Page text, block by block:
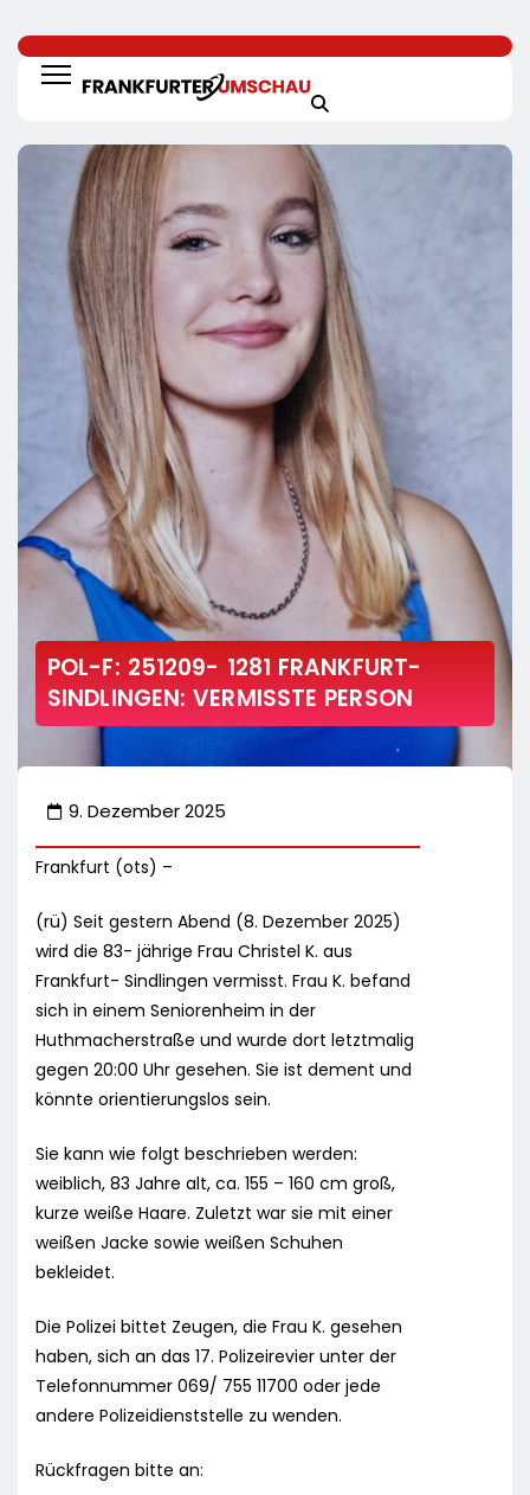
POL-F: 251209- 1281 FRANKFURT-
SINDLINGEN: VERMISSTE PERSON
9. Dezember 2025
Frankfurt (ots) –
(rü) Seit gestern Abend (8. Dezember 2025)
wird die 83- jährige Frau Christel K. aus
Frankfurt- Sindlingen vermisst. Frau K. befand
sich in einem Seniorenheim in der
Huthmacherstraße und wurde dort letztmalig
gegen 20:00 Uhr gesehen. Sie ist dement und
könnte orientierungslos sein.
Sie kann wie folgt beschrieben werden:
weiblich, 83 Jahre alt, ca. 155 – 160 cm groß,
kurze weiße Haare. Zuletzt war sie mit einer
weißen Jacke sowie weißen Schuhen
bekleidet.
Die Polizei bittet Zeugen, die Frau K. gesehen
haben, sich an das 17. Polizeirevier unter der
Telefonnummer 069/ 755 11700 oder jede
andere Polizeidienststelle zu wenden.
Rückfragen bitte an: